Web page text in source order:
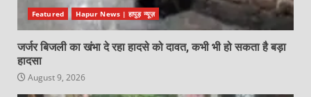
Featured Hapur News | हापुड़ न्यूज़
जर्जर बिजली का खंभा दे रहा हादसे को दावत, कभी भी हो सकता है बड़ा
हादसा
August 9, 2026